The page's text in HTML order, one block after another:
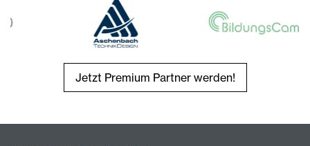
Jetzt Premium Partner werden!